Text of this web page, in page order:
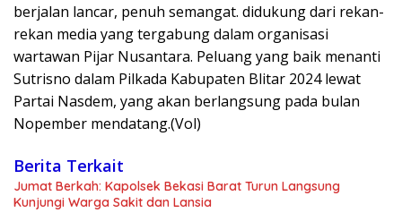
berjalan lancar, penuh semangat. didukung dari rekan-
rekan media yang tergabung dalam organisasi
wartawan Pijar Nusantara. Peluang yang baik menanti
Sutrisno dalam Pilkada Kabupaten Blitar 2024 lewat
Partai Nasdem, yang akan berlangsung pada bulan
Nopember mendatang.(Vol)
Berita Terkait
Jumat Berkah: Kapolsek Bekasi Barat Turun Langsung
Kunjungi Warga Sakit dan Lansia